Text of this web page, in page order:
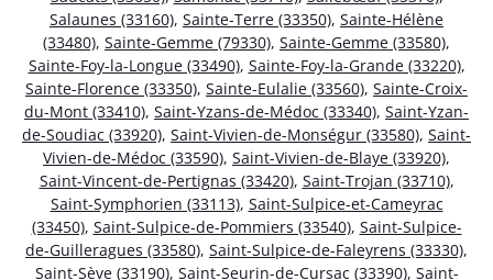
Salaunes (33160), Sainte-Terre (33350), Sainte-Hélène
(33480), Sainte-Gemme (79330), Sainte-Gemme (33580),
Sainte-Foy-la-Longue (33490), Sainte-Foy-la-Grande (33220),
Sainte-Florence (33350), Sainte-Eulalie (33560), Sainte-Croix-
du-Mont (33410), Saint-Yzans-de-Médoc (33340), Saint-Yzan-
de-Soudiac (33920), Saint-Vivien-de-Monségur (33580), Saint-
Vivien-de-Médoc (33590), Saint-Vivien-de-Blaye (33920),
Saint-Vincent-de-Pertignas (33420), Saint-Trojan (33710),
Saint-Symphorien (33113), Saint-Sulpice-et-Cameyrac
(33450), Saint-Sulpice-de-Pommiers (33540), Saint-Sulpice-
de-Guilleragues (33580), Saint-Sulpice-de-Faleyrens (33330),
Saint-Sève (33190), Saint-Seurin-de-Cursac (33390), Saint-